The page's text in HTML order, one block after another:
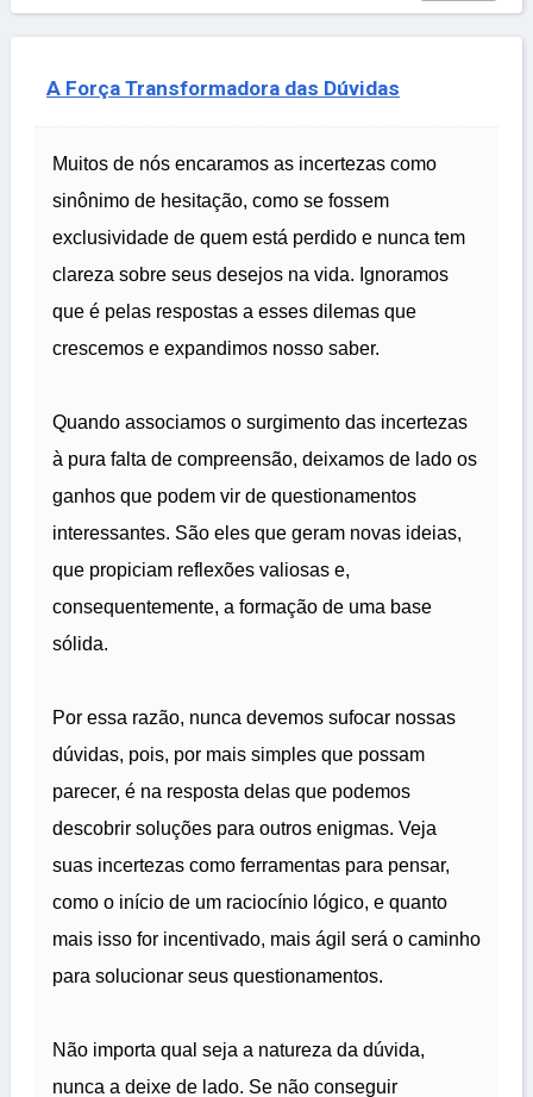
A Força Transformadora das Dúvidas
Muitos de nós encaramos as incertezas como
sinônimo de hesitação, como se fossem
exclusividade de quem está perdido e nunca tem
clareza sobre seus desejos na vida. Ignoramos
que é pelas respostas a esses dilemas que
crescemos e expandimos nosso saber.
Quando associamos o surgimento das incertezas
à pura falta de compreensão, deixamos de lado os
ganhos que podem vir de questionamentos
interessantes. São eles que geram novas ideias,
que propiciam reflexões valiosas e,
consequentemente, a formação de uma base
sólida.
Por essa razão, nunca devemos sufocar nossas
dúvidas, pois, por mais simples que possam
parecer, é na resposta delas que podemos
descobrir soluções para outros enigmas. Veja
suas incertezas como ferramentas para pensar,
como o início de um raciocínio lógico, e quanto
mais isso for incentivado, mais ágil será o caminho
para solucionar seus questionamentos.
Não importa qual seja a natureza da dúvida,
nunca a deixe de lado. Se não conseguir